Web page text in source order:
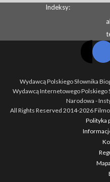
Indeksy:
Wydawcą Polskiego Słownika
Wydawcą Internetowego Polskiego
Narodowa -
All Rights Reserved 2014-2026
Polityka